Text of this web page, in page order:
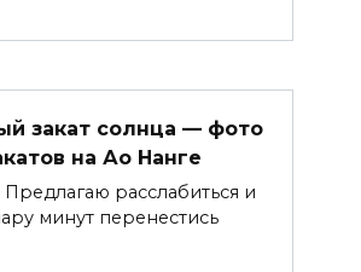
закат солнца — фото
на Ао Нанге
расслабиться и
минут перенестись